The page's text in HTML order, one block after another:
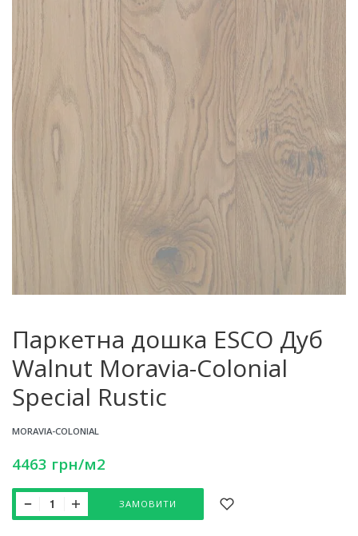
Паркетна дошка ESCO Дуб
Walnut Moravia-Colonial
Special Rustic
MORAVIA-COLONIAL
4463 грн/м2
ЗАМОВИТИ